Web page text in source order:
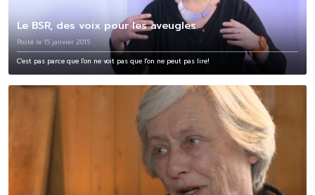
Le BSR, des voix pour les aveugles
Posté le 15 janvier 2015
C'est pas parce que l'on ne voit pas que l'on ne peut pas lire!